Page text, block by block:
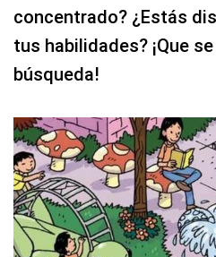
concentrado? ¿Estás
tus habilidades? ¡Que
búsqueda!